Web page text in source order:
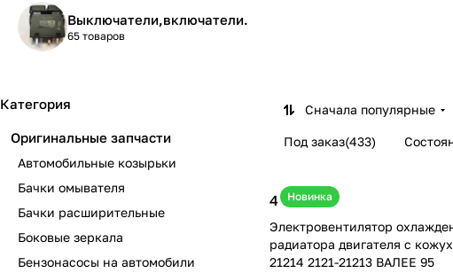
Выключатели,включатели.
65 товаров
Сначала популярные
Под заказ(433)
Новинка
4 600 ₽
Электровентилятор
радиатора двигателя с
21214 2121-21213 ВАЛЕЕ 95
Категория
Оригинальные запчасти
Автомобильные козырьки
Бачки омывателя
Бачки расширительные
Боковые зеркала
Бензонасосы на автомобили